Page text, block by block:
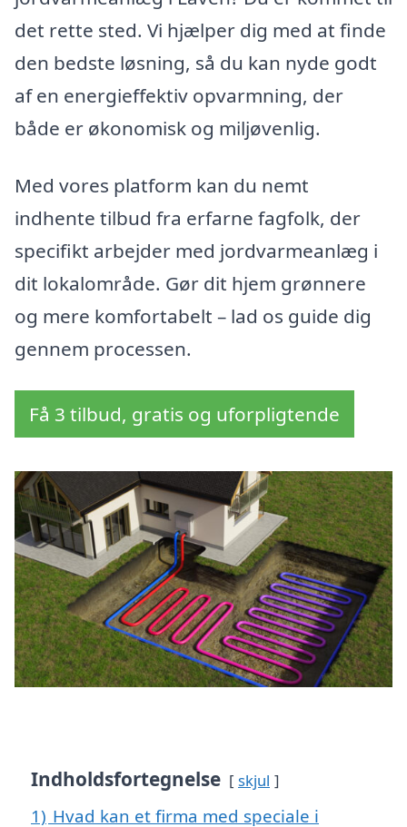
det rette sted. Vi hjælper dig med at finde
den bedste løsning, så du kan nyde godt
af en energieffektiv opvarmning, der
både er økonomisk og miljøvenlig.
Med vores platform kan du nemt
indhente tilbud fra erfarne fagfolk, der
specifikt arbejder med jordvarmeanlæg i
dit lokalområde. Gør dit hjem grønnere
og mere komfortabelt – lad os guide dig
gennem processen.
Få 3 tilbud, gratis og uforpligtende
Indholdsfortegnelse skjul
1) Hvad kan et firma med speciale i